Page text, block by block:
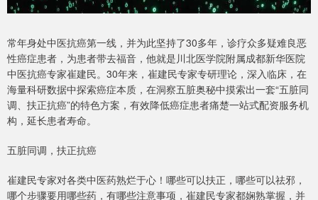
常年身处中医抗癌第一线，并为此坚持了30多年，诊疗众多疑难良恶
性癌症患者，为患者带去福音，他就是川北医学院附属成都新华医院
中医抗癌专家崔建民。30年来，崔建民专家专研理论，深入临床，在
海量科研数据中探索癌症本质，在洞察五脏奥秘中摸索出一套“五脏同
调、扶正抗癌”的特色方案，有效降低癌症患者痛楚一站式配资服务机
构，延长患者寿命。
五脏同调，扶正抗癌
崔建民专家对各类中医药熟烂于心！哪些可以扶正，哪些可以祛邪，
哪个步骤要用哪些药，有哪些注意事项，崔建民专家都娴熟掌握，并